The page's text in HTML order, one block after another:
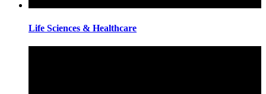
Life Sciences & Healthcare